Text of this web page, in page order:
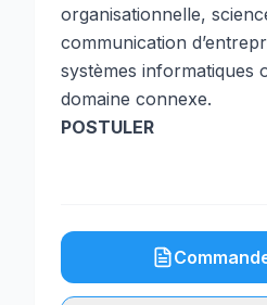
organisationnelle,
communication
systèmes informatiques
domaine connexe.
POSTULER